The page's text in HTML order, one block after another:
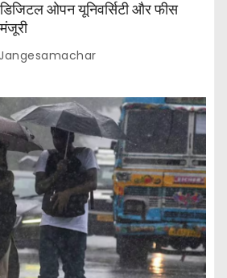
ओपन यूनिवर्सिटी और फीस
Jangesamachar